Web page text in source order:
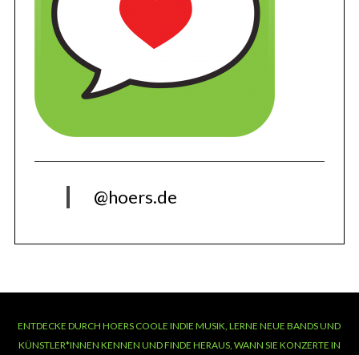
@hoers.de
ENTDECKE DURCH HOERS COOLE INDIE MUSIK, LERNE NEUE BANDS UND
KÜNSTLER*INNEN KENNEN UND FINDE HERAUS, WANN SIE KONZERTE IN